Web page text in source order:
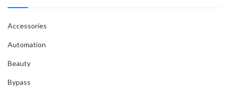
Accessories
Automation
Beauty
Bypass